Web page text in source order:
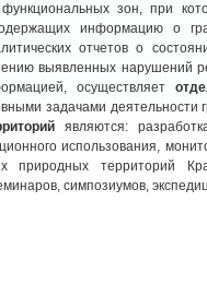
зон, при
информацию о
отчетов о
выявленных нарушений
осуществляет
задачами деятельности
являются:
использования,
природных территорий
симпозиумов,